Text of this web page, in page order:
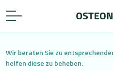
Wir beraten Sie zu
helfen diese zu beheben.